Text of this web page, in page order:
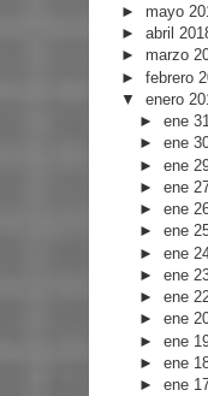
► mayo
► abril
► marzo
► febrero
▼ enero
►ene
►ene
►ene
►ene
►ene
►ene
►ene
►ene
►ene
►ene
►ene
►ene
►ene